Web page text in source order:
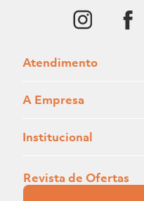
Atendimento
A Empresa
Institucional
Revista de Ofertas